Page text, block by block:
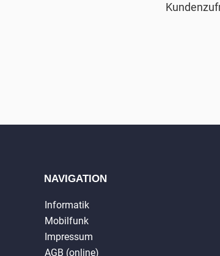
NAVIGATION
Informatik
Mobilfunk
Impressum
AGB (online)